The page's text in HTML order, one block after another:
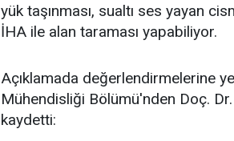
yük taşınması, sualtı ses yayan
İHA ile alan taraması yapabiliyor.
Açıklamada değerlendirmelerine
Mühendisliği Bölümü'nden Doç.
kaydetti: